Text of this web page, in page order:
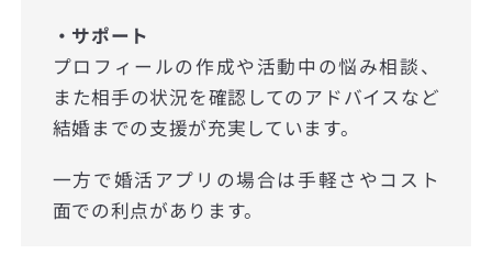
・サポート
プロフィールの作成や活動中の悩み相談、
また相手の状況を確認してのアドバイスなど
結婚までの支援が充実しています。
一方で婚活アプリの場合は手軽さやコスト
面での利点があります。